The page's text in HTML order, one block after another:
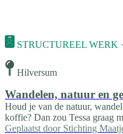
STRUCTUREEL WERK
Hilversum
Wandelen, natuur en
Houd je van de natuur,
koffie? Dan zou Tessa graag
Geplaatst door Stichting